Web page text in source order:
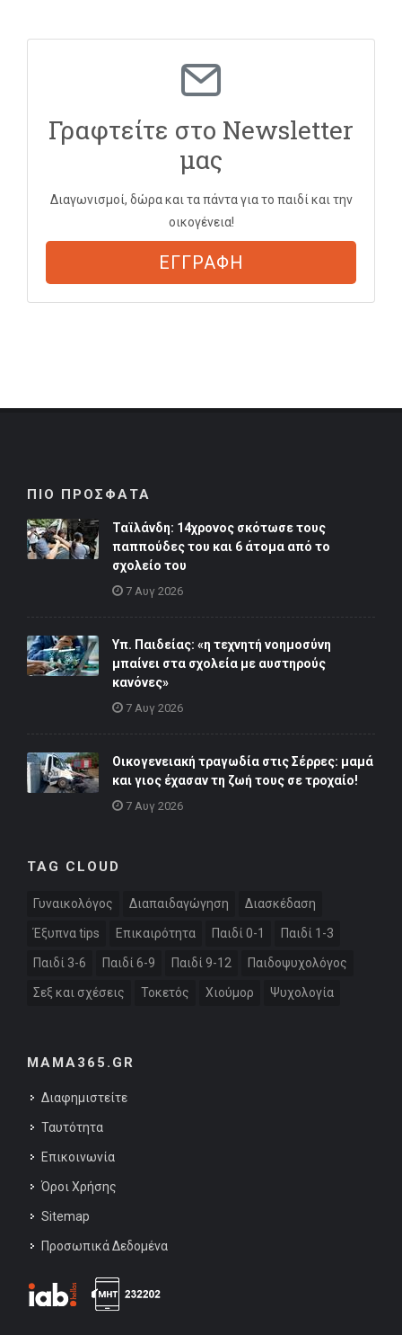
Γραφτείτε στο Newsletter
μας
Διαγωνισμοί, δώρα και τα πάντα για το παιδί και την
οικογένεια!
ΕΓΓΡΑΦΗ
ΠΙΟ ΠΡΟΣΦΑΤΑ
Ταϊλάνδη: 14χρονος σκότωσε τους
παππούδες του και 6 άτομα από το
σχολείο του
7 Αυγ 2026
Υπ. Παιδείας: «η τεχνητή νοημοσύνη
μπαίνει στα σχολεία με αυστηρούς
κανόνες»
7 Αυγ 2026
Οικογενειακή τραγωδία στις Σέρρες: μαμά
και γιος έχασαν τη ζωή τους σε τροχαίο!
7 Αυγ 2026
TAG CLOUD
Γυναικολόγος Διαπαιδαγώγηση Διασκέδαση
Έξυπνα tips Επικαιρότητα Παιδί 0-1 Παιδί 1-3
Παιδί 3-6 Παιδί 6-9 Παιδί 9-12 Παιδοψυχολόγος
Σεξ και σχέσεις Τοκετός Χιούμορ Ψυχολογία
MAMA365.GR
Διαφημιστείτε
Ταυτότητα
Επικοινωνία
Όροι Χρήσης
Sitemap
Προσωπικά Δεδομένα